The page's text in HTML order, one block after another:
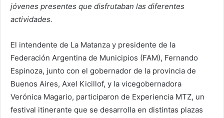
jóvenes presentes que disfrutaban las diferentes
actividades.
El intendente de La Matanza y presidente de la
Federación Argentina de Municipios (FAM), Fernando
Espinoza, junto con el gobernador de la provincia de
Buenos Aires, Axel Kicillof, y la vicegobernadora
Verónica Magario, participaron de Experiencia MTZ, un
festival itinerante que se desarrolla en distintas plazas